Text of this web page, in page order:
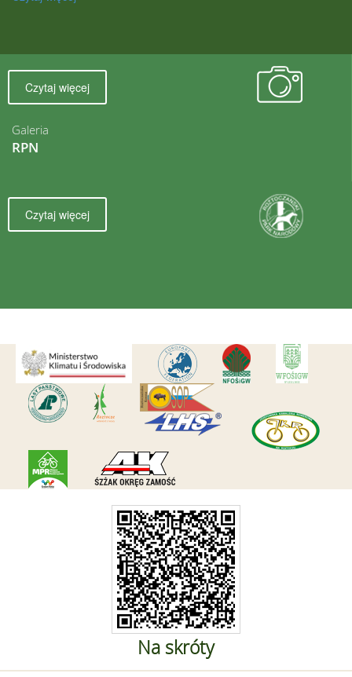
Galeria
RPN
Czytaj więcej
Czytaj więcej
Na skróty